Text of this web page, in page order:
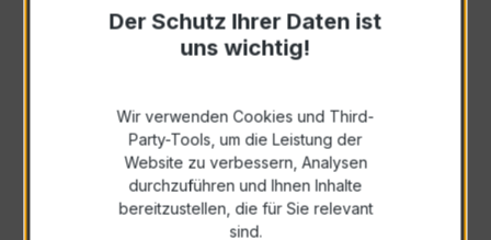
Auswahl zurücksetzen
Anfrage schriftlich
Als PDF exportieren
Der Schutz Ihrer Daten ist
uns wichtig!
Wir verwenden Cookies und Third-
Party-Tools, um die Leistung der
Website zu verbessern, Analysen
durchzuführen und Ihnen Inhalte
bereitzustellen, die für Sie relevant
sind.